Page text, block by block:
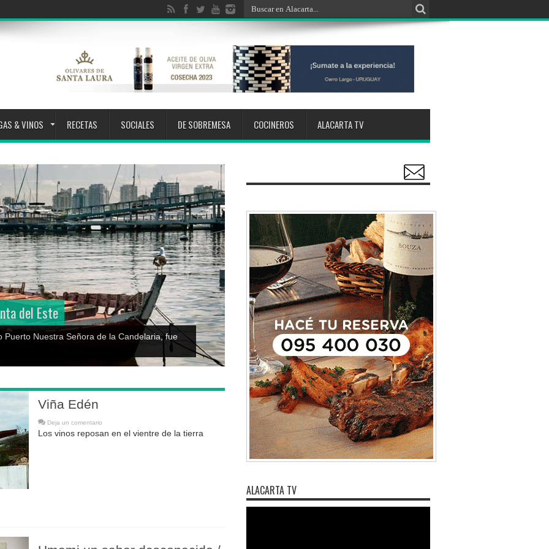
& VINOS RECETAS SOCIALES DE SOBREMESA COCINEROS ALACARTA TV
fue
Descubriendo el tesoro oculto de los hongos comestibles en
Uruguay
Guía rápida con fotos de hongos comestibles en Uruguay ...
Viña Edén
Deja un comentario
Los vinos reposan en el vientre de la tierra
ALACARTA TV